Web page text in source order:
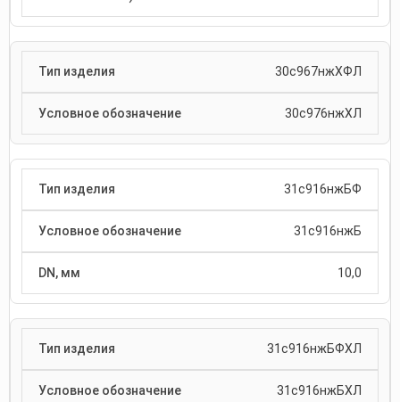
30с967нжХФЛ
30с976нжХЛ
31с916нжБФ
31с916нжБ
10,0
31с916нжБФХЛ
31с916нжБХЛ